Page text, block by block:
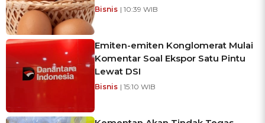
Bisnis | 10:39 WIB
Emiten-emiten Konglomerat Mulai
Komentar Soal Ekspor Satu Pintu
Lewat DSI
Bisnis | 15:10 WIB